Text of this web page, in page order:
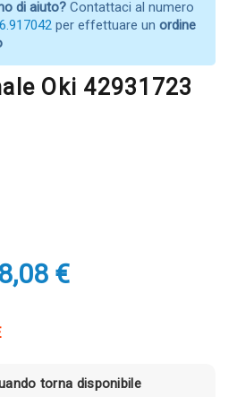
di aiuto? Contattaci al numero
per effettuare un ordine
Oki 42931723
€Il
prezzo
torna disponibile